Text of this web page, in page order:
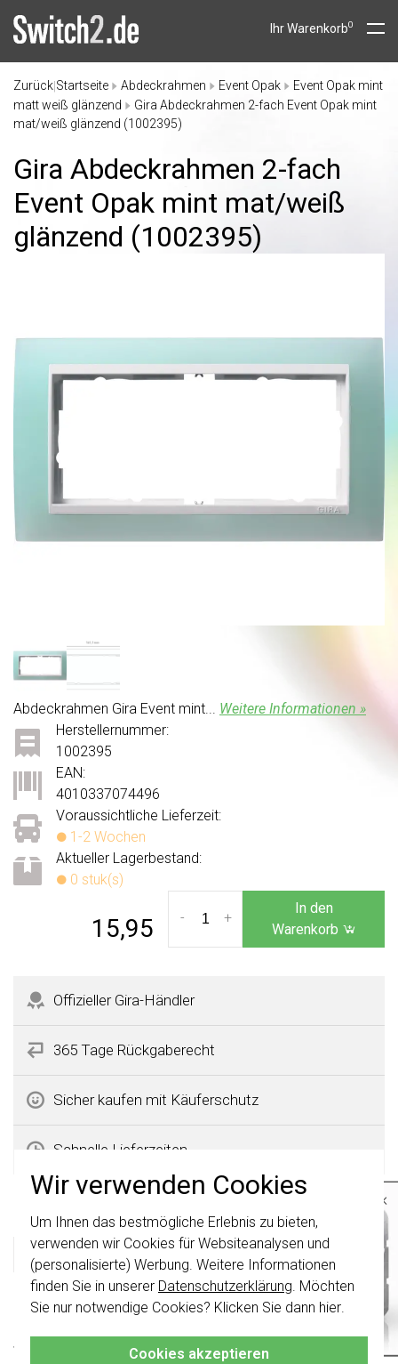
Wir verwenden Cookies
Um Ihnen das bestmögliche Erlebnis zu bieten,
verwenden wir Cookies für Websiteanalysen und
(personalisierte) Werbung. Weitere Informationen
finden Sie in unserer Datenschutzerklärung. Möchten
Sie nur notwendige Cookies? Klicken Sie dann hier.
Cookies akzeptieren
Ihr Warenkorb0
Zurück Startseite Abdeckrahmen Event Opak
Event Opak mint
matt weiß glänzend
Gira Abdeckrahmen 2-fach Event Opak mint
mat/weiß glänzend (1002395)
Gira Abdeckrahmen 2-fach
Event Opak mint mat/weiß
glänzend (1002395)
Abdeckrahmen Gira Event mint... Weitere Informationen »
Voraussichtliche Lieferzeit:
1-2 Wochen
Aktueller Lagerbestand:
0 stuk(s)
Herstellernummer:
1002395
EAN:
4010337074496
15,95 +
-
In den
Warenkorb
Offizieller Gira-Händler
365 Tage Rückgaberecht
Sicher kaufen mit Käuferschutz
Schnelle Lieferzeiten
Produktbeschreibung
Gira 1002395 Datenblatt
Technische Spezifikationen
Spezifikation
×
Wichtig: Gira Schalter und
Schalterwippen wurden erneuert. Sie sind
2024 kombinierbar.
Klicken Sie hier
für weitere Informationen,
damit Sie immer das Richtige bestellen.